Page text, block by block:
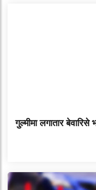
गुल्मीमा लगातार